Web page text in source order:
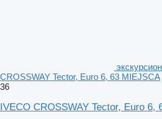
CROSSWAY Tector, Euro 6, 63 MIEJSCA
36
IVECO CROSSWAY Tector, Euro 6,